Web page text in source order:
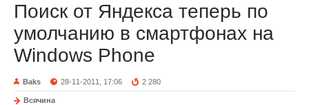
Поиск от Яндекса теперь по
умолчанию в смартфонах на
Windows Phone
Baks 28-11-2011, 17:06 2 280
Всячина